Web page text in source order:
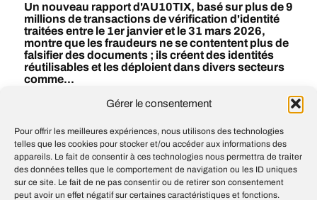
Gérer le consentement
Pour offrir les meilleures expériences, nous utilisons des technologies
telles que les cookies pour stocker et/ou accéder aux informations des
appareils. Le fait de consentir à ces technologies nous permettra de traiter
des données telles que le comportement de navigation ou les ID uniques
sur ce site. Le fait de ne pas consentir ou de retirer son consentement
peut avoir un effet négatif sur certaines caractéristiques et fonctions.
Un nouveau rapport d'AU10TIX, basé sur plus de 9
millions de transactions de vérification d'identité
traitées entre le 1er janvier et le 31 mars 2026,
montre que les fraudeurs ne se contentent plus de
falsifier des documents ; ils créent des identités
réutilisables et les déploient dans divers secteurs
comme...
Intelligence artificielle
A shared playbook for trustworthy third
party evaluations